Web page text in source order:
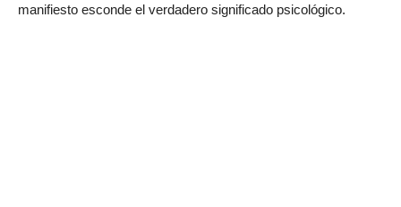
manifiesto esconde el verdadero significado psicológico.